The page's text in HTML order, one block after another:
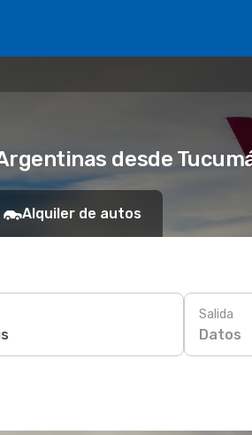
desde
Alquiler de autos
Salida
Datos